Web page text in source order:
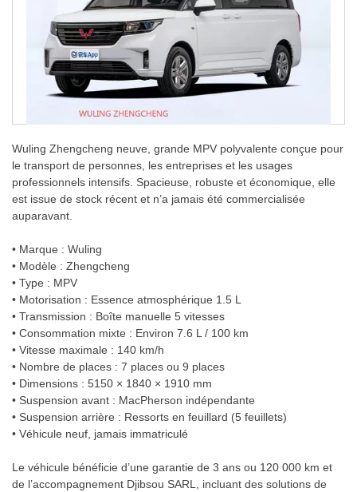
Wuling Zhengcheng neuve, grande MPV polyvalente conçue pour
le transport de personnes, les entreprises et les usages
professionnels intensifs. Spacieuse, robuste et économique, elle
est issue de stock récent et n’a jamais été commercialisée
auparavant.
• Marque : Wuling
• Modèle : Zhengcheng
• Type : MPV
• Motorisation : Essence atmosphérique 1.5 L
• Transmission : Boîte manuelle 5 vitesses
• Consommation mixte : Environ 7.6 L / 100 km
• Vitesse maximale : 140 km/h
• Nombre de places : 7 places ou 9 places
• Dimensions : 5150 × 1840 × 1910 mm
• Suspension avant : MacPherson indépendante
• Suspension arrière : Ressorts en feuillard (5 feuillets)
• Véhicule neuf, jamais immatriculé
Le véhicule bénéficie d’une garantie de 3 ans ou 120 000 km et
de l’accompagnement Djibsou SARL, incluant des solutions de